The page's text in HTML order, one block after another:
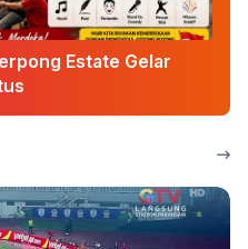
Estate Gelar